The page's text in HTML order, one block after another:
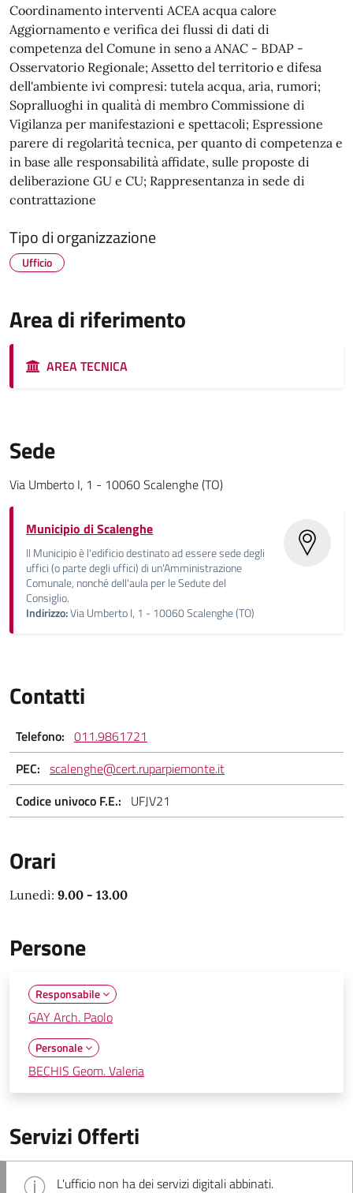
Coordinamento interventi ACEA acqua calore
Aggiornamento e verifica dei flussi di dati di
competenza del Comune in seno a ANAC - BDAP -
Osservatorio Regionale; Assetto del territorio e difesa
dell'ambiente ivi compresi: tutela acqua, aria, rumori;
Sopralluoghi in qualità di membro Commissione di
Vigilanza per manifestazioni e spettacoli; Espressione
parere di regolarità tecnica, per quanto di competenza e
in base alle responsabilità affidate, sulle proposte di
deliberazione GU e CU; Rappresentanza in sede di
contrattazione
Tipo di organizzazione
Ufficio
Area di riferimento
AREA TECNICA
Sede
Via Umberto I, 1 - 10060 Scalenghe (TO)
Municipio di Scalenghe
Il Municipio è l'edificio destinato ad essere sede degli
uffici (o parte degli uffici) di un'Amministrazione
Comunale, nonché dell'aula per le Sedute del
Consiglio.
Indirizzo:Via Umberto I, 1 - 10060 Scalenghe (TO)
Contatti
Telefono: 011.9861721
PEC: scalenghe@cert.ruparpiemonte.it
Codice univoco F.E.: UFJV21
Orari
Lunedì: 9.00 - 13.00
Persone
Responsabile
GAY Arch. Paolo
Personale
BECHIS Geom. Valeria
Servizi Offerti
L'ufficio non ha dei servizi digitali abbinati.